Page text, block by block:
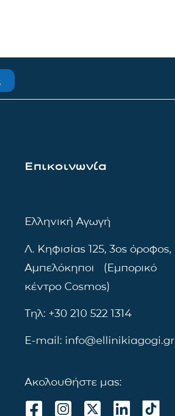
Επικοινωνία
Ελληνική Αγωγή
Λ. Κηφισίας 125, 3ος όροφος,
Αμπελόκηποι (Εμπορικό
κέντρο Cosmos)
Τηλ: +30 210 522 1314
E-mail: info@ellinikiagogi.gr
Ακολουθήστε μας: